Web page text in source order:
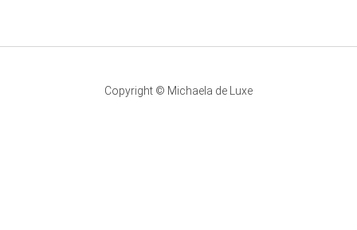
Copyright © Michaela de Luxe